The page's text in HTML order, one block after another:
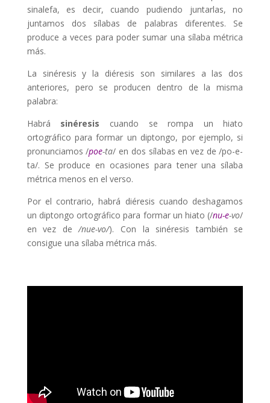
sinalefa, es decir, cuando pudiendo juntarlas, no
juntamos dos sílabas de palabras diferentes. Se
produce a veces para poder sumar una sílaba métrica
más.
La sinéresis y la diéresis son similares a las dos
anteriores, pero se producen dentro de la misma
palabra:
Habrá sinéresis cuando se rompa un hiato
ortográfico para formar un diptongo, por ejemplo, si
pronunciamos /poe-ta/ en dos sílabas en vez de /po-e-
ta/. Se produce en ocasiones para tener una sílaba
métrica menos en el verso.
Por el contrario, habrá diéresis cuando deshagamos
un diptongo ortográfico para formar un hiato (/nu-e-vo/
en vez de/nue-vo/). Con la sinéresis también se
consigue una sílaba métrica más.